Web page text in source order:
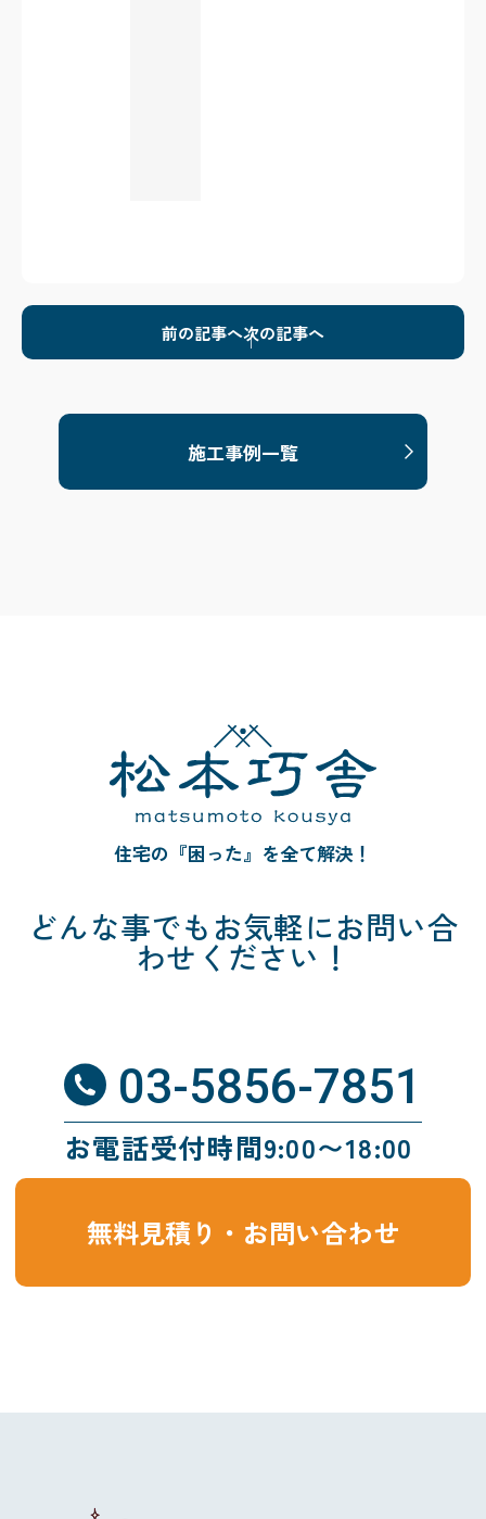
前の記事へ次の記事へ
施工事例一覧
住宅の『困った』を全て解決！
どんな事でも お気軽にお問い合
わせください！
03-5856-7851
お電話受付時間9:00〜18:00
無料見積り・お問い合わせ